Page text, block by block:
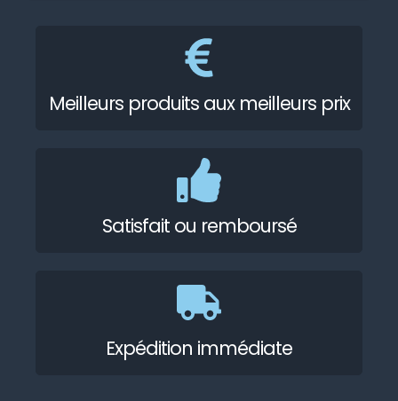
Meilleurs produits aux meilleurs prix
Satisfait ou remboursé
Expédition immédiate